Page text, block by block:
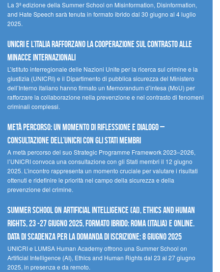
La 3ª edizione della Summer School on Misinformation, Disinformation,
and Hate Speech sarà tenuta in formato ibrido dal 30 giugno al 4 luglio
2025.
UNICRI e l’Italia rafforzano la cooperazione sul contrasto alle
minacce internazionali
L’Istituto interregionale delle Nazioni Unite per la ricerca sul crimine e la
giustizia (UNICRI) e il Dipartimento di pubblica sicurezza del Ministero
dell’Interno italiano hanno firmato un Memorandum d’intesa (MoU) per
rafforzare la collaborazione nella prevenzione e nel contrasto di fenomeni
criminali complessi.
Metà percorso: un momento di riflessione e dialogo –
Consultazione dell’UNICRI con gli Stati membri
A metà percorso del suo Strategic Programme Framework 2023–2026,
l’UNICRI convoca una consultazione con gli Stati membri il 12 giugno
2025. L’incontro rappresenta un momento cruciale per valutare i risultati
ottenuti e ridefinire le priorità nel campo della sicurezza e della
prevenzione del crimine.
Summer School on Artificial Intelligence (AI), Ethics and Human
Rights, 23 -27 giugno 2025, Formato Ibrido: Roma (Italia) e online.
Data di scadenza per la domanda di iscrizione: 8 giugno 2025
UNICRI e LUMSA Human Academy offrono una Summer School on
Artificial Intelligence (AI), Ethics and Human Rights dal 23 al 27 giugno
2025, in presenza e da remoto.